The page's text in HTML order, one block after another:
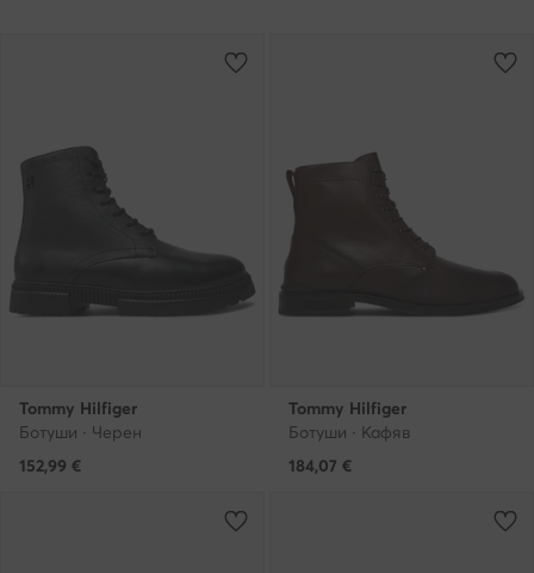
Tommy Hilfiger
Ботуши · Черен
152,99 €
Tommy Hilfiger
Ботуши · Кафяв
184,07 €